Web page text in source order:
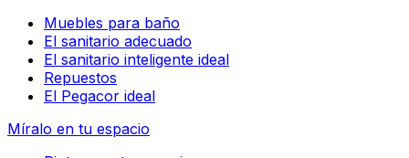
Muebles para baño
El sanitario adecuado
El sanitario inteligente ideal
Repuestos
El Pegacor ideal
Míralo en tu espacio